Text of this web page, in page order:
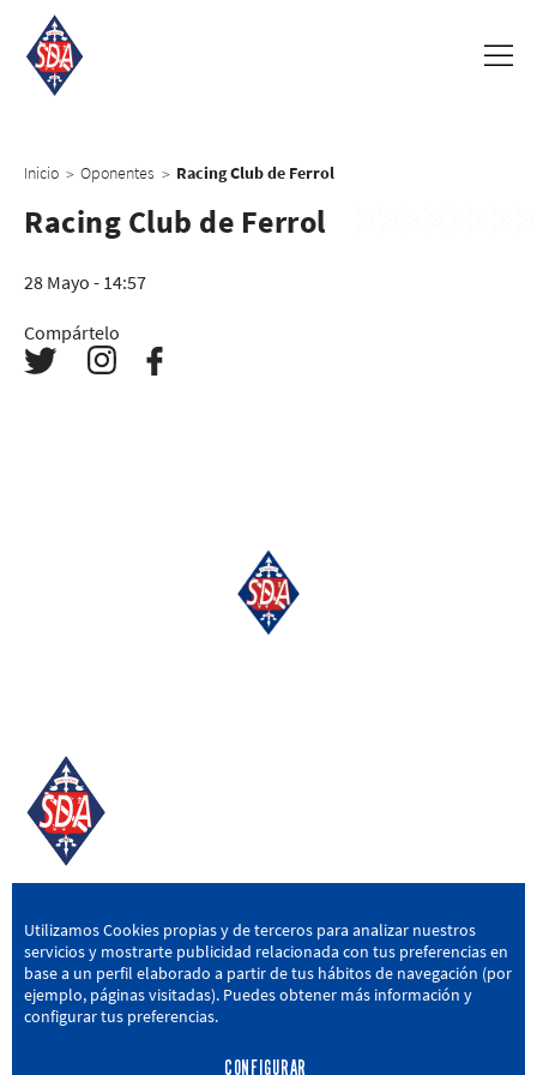
Inicio > Oponentes > Racing Club de Ferrol
Racing Club de Ferrol
28 Mayo - 14:57
Compártelo
SD AMOREBIETA
San Miguel Kalea, 16, 48340 Amorebieta, Bizkaia
946 604 751 | sda@sdamorebieta.eus
Utilizamos Cookies propias y de terceros para analizar nuestros
servicios y mostrarte publicidad relacionada con tus preferencias en
base a un perfil elaborado a partir de tus hábitos de navegación (por
ejemplo, páginas visitadas). Puedes obtener más información y
configurar tus preferencias.
CONFIGURAR